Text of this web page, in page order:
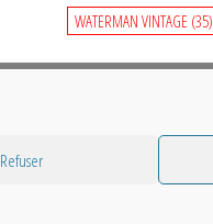
Refuser
WATERMAN VINTAGE (35)